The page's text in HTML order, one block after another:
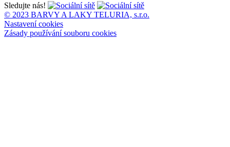
Sledujte nás!
© 2023 BARVY A LAKY TELURIA, s.r.o.
Nastavení cookies
Zásady používání souboru cookies